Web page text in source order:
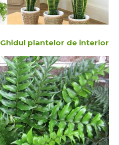
Ghidul plantelor de interior